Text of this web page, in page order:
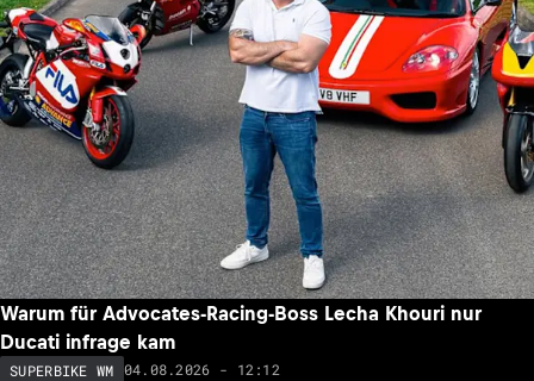
Warum für Advocates-Racing-Boss Lecha Khouri nur
Ducati infrage kam
SUPERBIKE WM 04.08.2026 - 12:12